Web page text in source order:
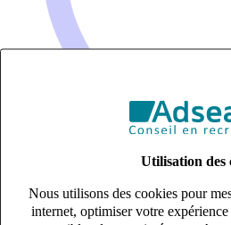
Utilisation des
Nous utilisons des cookies pour
internet, optimiser votre